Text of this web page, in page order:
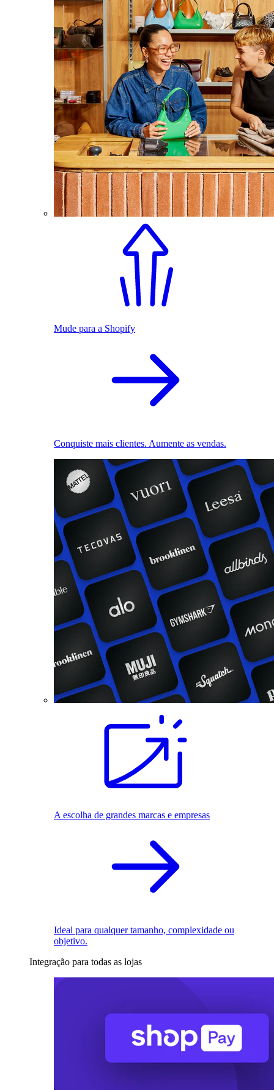
Mude para a Shopify
Conquiste mais clientes. Aumente as vendas.
A escolha de grandes marcas e empresas
Ideal para qualquer tamanho, complexidade ou
objetivo.
Integração para todas as lojas